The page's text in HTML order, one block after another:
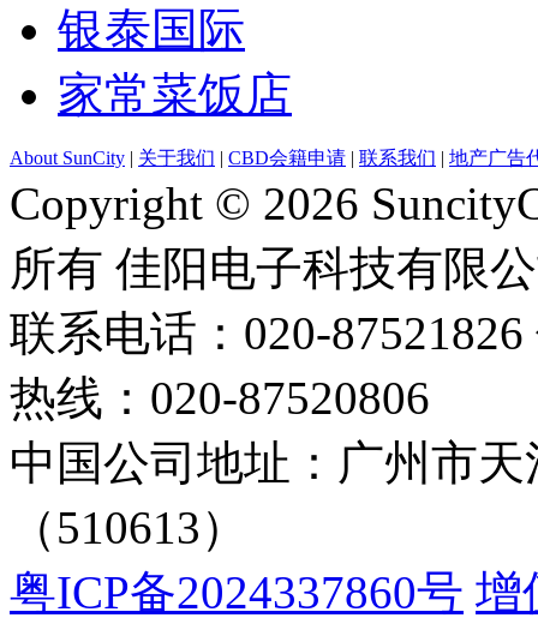
银泰国际
家常菜饭店
About SunCity | 关于我们 | CBD会籍申请 | 联系我们 | 地产广告
Copyright © 2026
所有 佳阳电子科技有限
联系电话：020-
热线：020-87520806
中国公司地址：广州市
（510613）
粤ICP备2024337860号 增